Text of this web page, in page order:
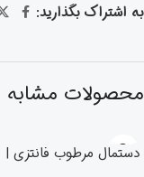
به اشتراک بگذارید:
محصولات مشابه